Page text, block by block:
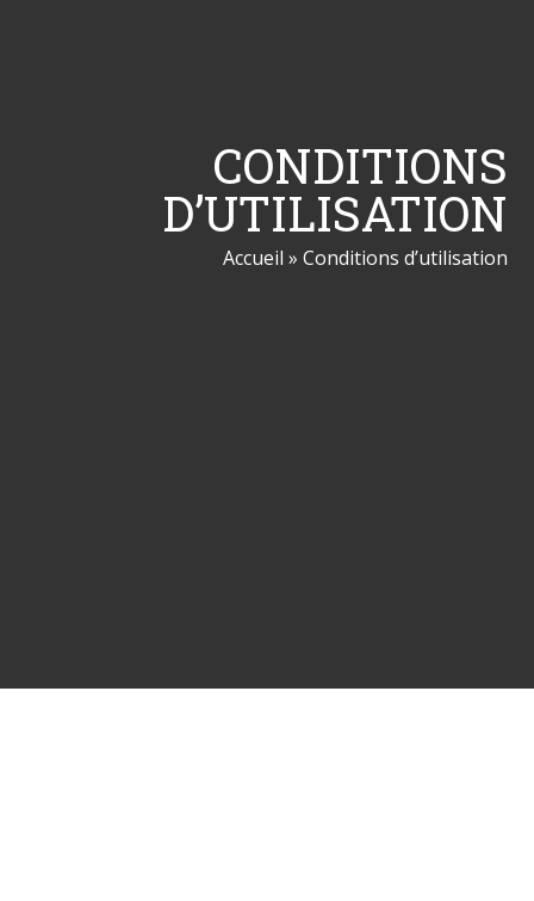
CONDITIONS
D’UTILISATION
Accueil » Conditions d’utilisation